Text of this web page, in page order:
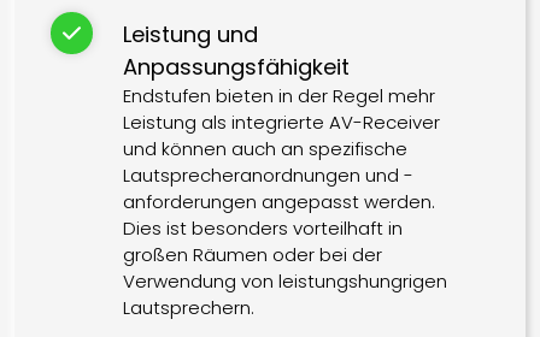
Leistung und
Anpassungsfähigkeit
Endstufen bieten in der Regel mehr
Leistung als integrierte AV-Receiver
und können auch an spezifische
Lautsprecheranordnungen und -
anforderungen angepasst werden.
Dies ist besonders vorteilhaft in
großen Räumen oder bei der
Verwendung von leistungshungrigen
Lautsprechern.